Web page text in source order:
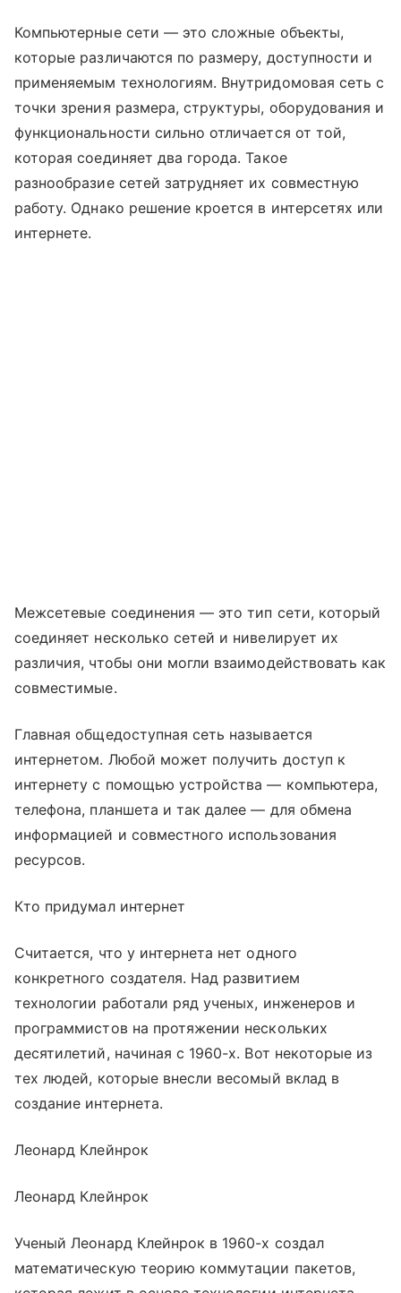
Компьютерные сети — это сложные объекты,
которые различаются по размеру, доступности и
применяемым технологиям. Внутридомовая сеть с
точки зрения размера, структуры, оборудования и
функциональности сильно отличается от той,
которая соединяет два города. Такое
разнообразие сетей затрудняет их совместную
работу. Однако решение кроется в интерсетях или
интернете.
Межсетевые соединения — это тип сети, который
соединяет несколько сетей и нивелирует их
различия, чтобы они могли взаимодействовать как
совместимые.
Главная общедоступная сеть называется
интернетом. Любой может получить доступ к
интернету с помощью устройства — компьютера,
телефона, планшета и так далее — для обмена
информацией и совместного использования
ресурсов.
Кто придумал интернет
Считается, что у интернета нет одного
конкретного создателя. Над развитием
технологии работали ряд ученых, инженеров и
программистов на протяжении нескольких
десятилетий, начиная с 1960-х. Вот некоторые из
тех людей, которые внесли весомый вклад в
создание интернета.
Леонард Клейнрок
Леонард Клейнрок
Ученый Леонард Клейнрок в 1960-х создал
математическую теорию коммутации пакетов,